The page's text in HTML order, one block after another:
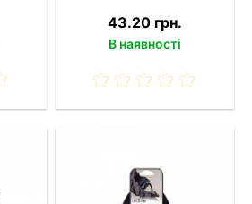
43.20 грн.
В наявності